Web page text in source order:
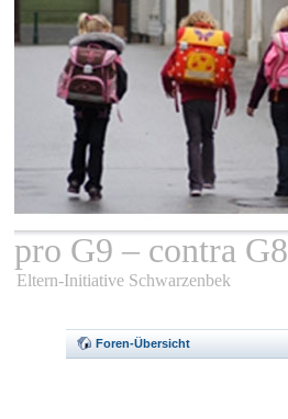
pro G9 – contra G8
Eltern-Initiative Schwarzenbek
Foren-Übersicht